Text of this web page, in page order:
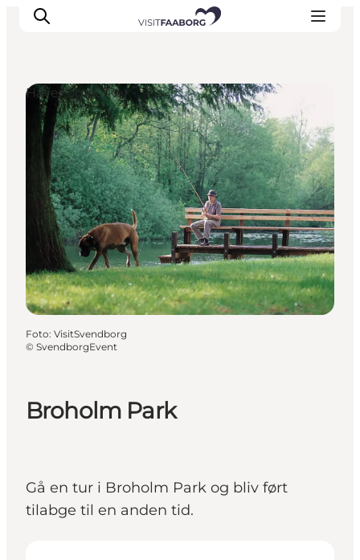
Overnatning
Spisesteder
Oplevelser
Øhop
Outdoor
Det sker
Broholm Park
Gå en tur i Broholm Park og bliv ført
tilabge til en anden tid.
Haver og parker
Foto: VisitSvendborg
© SvendborgEvent